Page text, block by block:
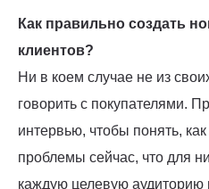
Как правильно создать
клиентов?
Ни в коем случае не из
говорить с покупателями.
интервью, чтобы понять,
проблемы сейчас, что для
каждую целевую аудиторию